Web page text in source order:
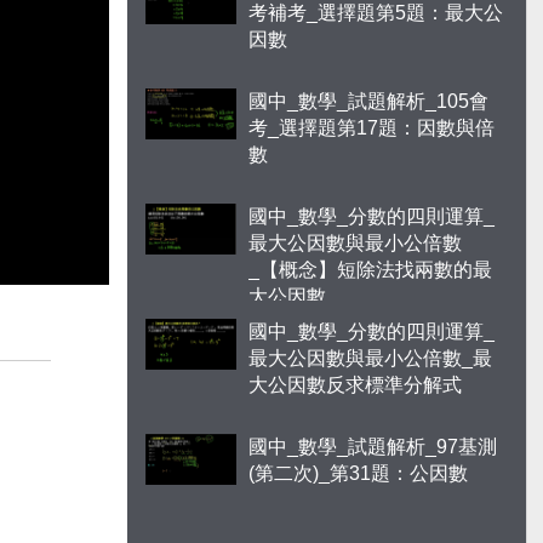
考補考_選擇題第5題：最大公
因數
國中_數學_試題解析_105會
考_選擇題第17題：因數與倍
數
國中_數學_分數的四則運算_
最大公因數與最小公倍數
_【概念】短除法找兩數的最
大公因數
國中_數學_分數的四則運算_
最大公因數與最小公倍數_最
大公因數反求標準分解式
國中_數學_試題解析_97基測
(第二次)_第31題：公因數